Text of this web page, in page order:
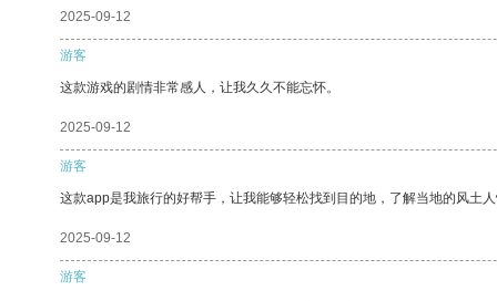
2025-09-12
游客
这款游戏的剧情非常感人，让我久久不能忘怀。
2025-09-12
游客
这款app是我旅行的好帮手，让我能够轻松找到目的地，了解当地的风土
2025-09-12
游客